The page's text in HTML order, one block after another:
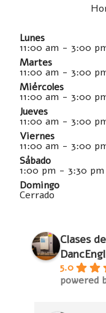
Lunes
11:00 am - 3:00
Martes
11:00 am - 3:00
Miércoles
11:00 am - 3:00
Jueves
11:00 am - 3:00
Viernes
11:00 am - 3:00
Sábado
1:00 pm - 3:30 pm
Domingo
Cerrado
Clases
5.0
powered